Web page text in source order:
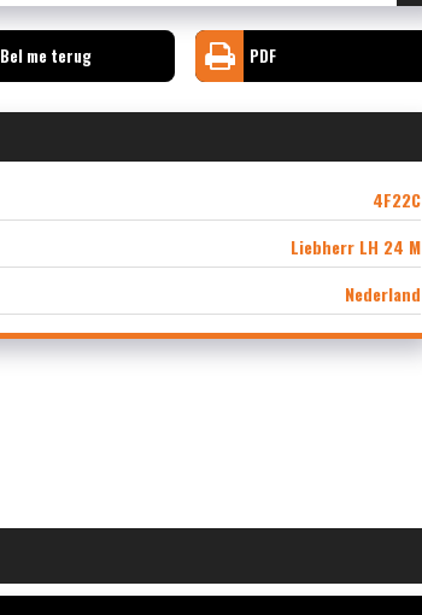
Bel me terug PDF
4F22C
Liebherr LH 24 M
Nederland